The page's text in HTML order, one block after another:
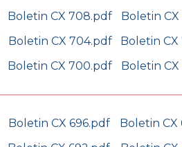
Boletin CX 708.pdf
Boletin
Boletin CX 704.pdf
Boletin
Boletin CX 700.pdf Boletin
Boletin CX 696.pdf
Boletin CX